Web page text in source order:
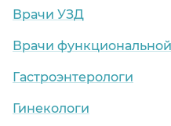
Врачи УЗД
Врачи
Гастроэнтерологи
Гинекологи